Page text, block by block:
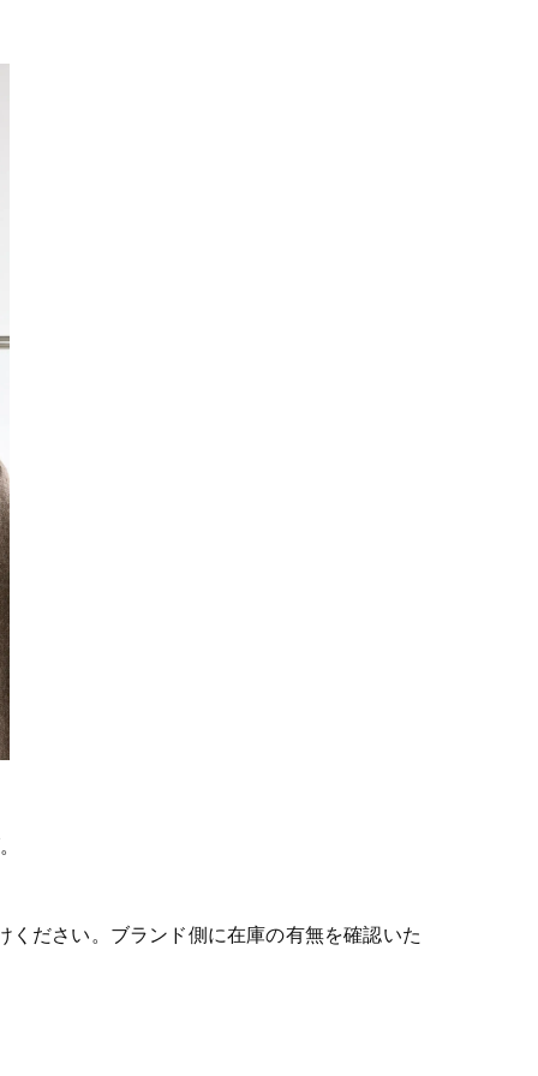
ださい。ブランド側に在庫の有無を確認いた